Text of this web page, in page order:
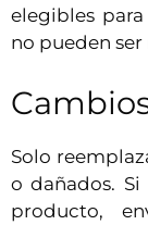
elegibles
no pueden
Solo
o dañados.
producto,